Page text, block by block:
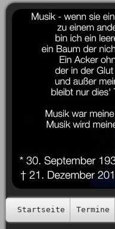
Startseite Termine